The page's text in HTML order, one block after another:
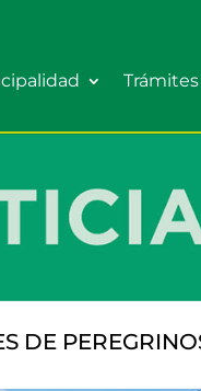
Trámites
DE